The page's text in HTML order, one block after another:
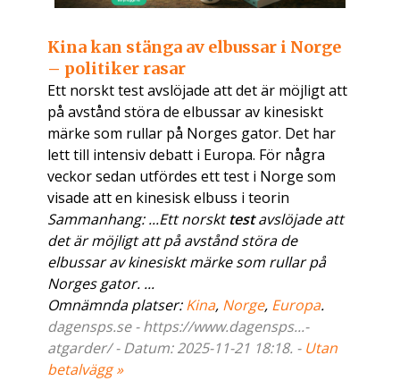
Kina kan stänga av elbussar i Norge
– politiker rasar
Ett norskt test avslöjade att det är möjligt att
på avstånd störa de elbussar av kinesiskt
märke som rullar på Norges gator. Det har
lett till intensiv debatt i Europa. För några
veckor sedan utfördes ett test i Norge som
visade att en kinesisk elbuss i teorin
Sammanhang: ...Ett norskttestavslöjade att
det är möjligt att på avstånd störa de
elbussar av kinesiskt märke som rullar på
Norges gator. ...
Omnämnda platser:Kina, Norge, Europa.
dagensps.se - https://www.dagensps...-
atgarder/ - Datum: 2025-11-21 18:18. - Utan
betalvägg »